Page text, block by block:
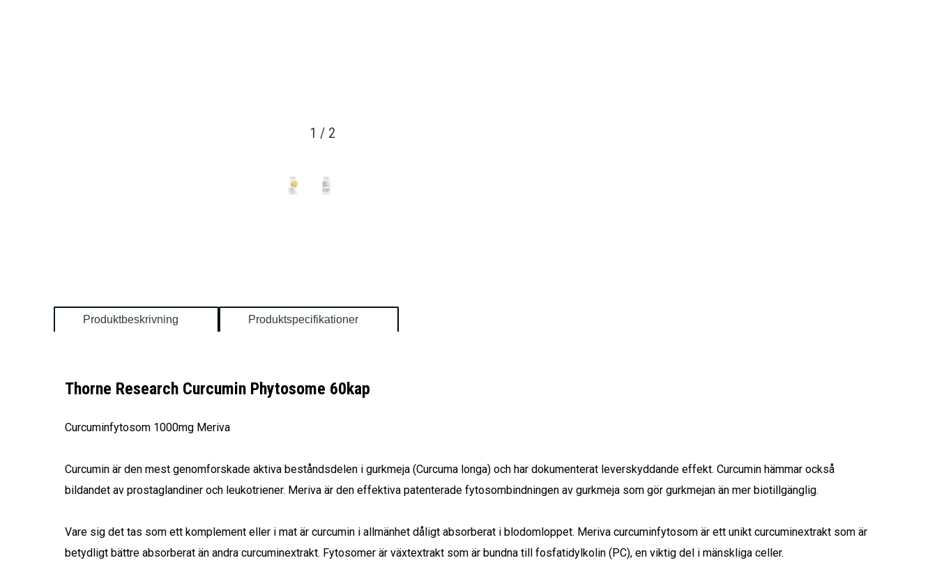
1 / 2
Produktbeskrivning Produktspecifikationer
Thorne Research Curcumin Phytosome 60kap
Curcuminfytosom 1000mg Meriva
Curcumin är den mest genomforskade aktiva beståndsdelen i gurkmeja (Curcuma longa) och har dokumenterat leverskyddande effekt. Curcumin hämmar också
bildandet av prostaglandiner och leukotriener. Meriva är den effektiva patenterade fytosombindningen av gurkmeja som gör gurkmejan än mer biotillgänglig.
Vare sig det tas som ett komplement eller i mat är curcumin i allmänhet dåligt absorberat i blodomloppet. Meriva curcuminfytosom är ett unikt curcuminextrakt som är
betydligt bättre absorberat än andra curcuminextrakt. Fytosomer är växtextrakt som är bundna till fosfatidylkolin (PC), en viktig del i mänskliga celler.